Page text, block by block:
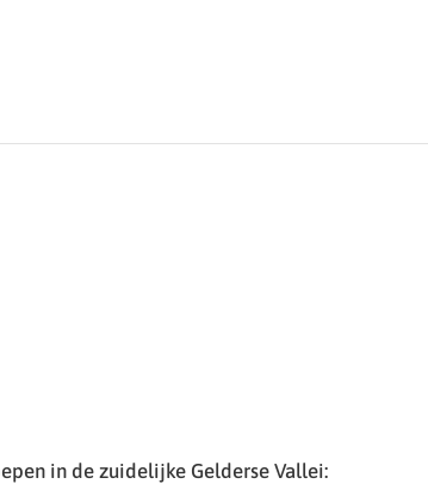
in de zuidelijke Gelderse Vallei: